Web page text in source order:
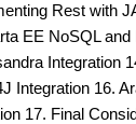
Rest with
EE NoSQL and
Integration
Integration 16.
17. Final